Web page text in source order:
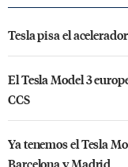
Tesla pisa el
El Tesla Model 3
CCS
Ya tenemos el Tesla
Barcelona y Madrid